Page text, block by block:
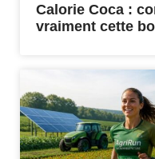
Calorie Coca :
vraiment cette